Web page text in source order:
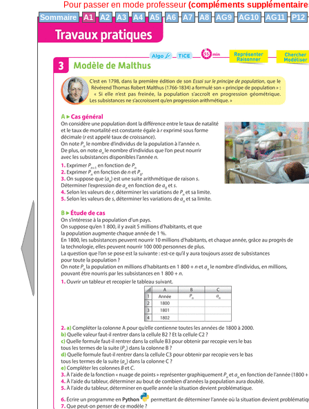
Pour passer en mode professeur(compléments
Sommaire A1 A2 A3 A4 A5 A6 A7 A8 AG9 AG10 AG11 P12